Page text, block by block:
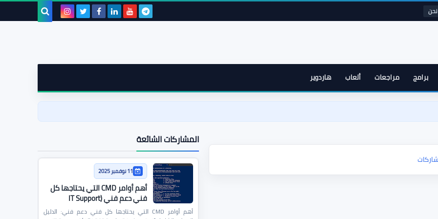
الإلكترونية
برامج مراجعات ألعاب هاردوير
المشاركات الشائعة
11 نوفمبر 2025
أهم أوامر CMD التي يحتاجها كل
فني دعم فني (IT Support
Commands)
أهم أوامر CMD التي يحتاجها كل فني دعم فني: الدليل